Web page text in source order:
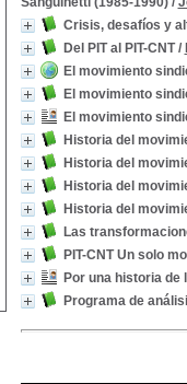
Crisis, desafíos y
Del PIT al PIT-CNT/
El movimiento
El movimiento
El movimiento
Historia del
Historia del
Historia del
Historia del
Las
PIT-CNT Un solo
Por una historia de
Programa de